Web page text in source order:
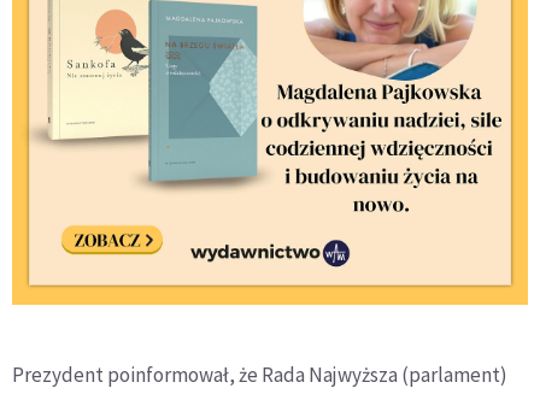
Prezydent poinformował, że Rada Najwyższa (parlament)